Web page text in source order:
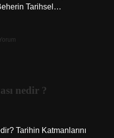
Tarihsel…
nedir ?
Tarihin Katmanlarını